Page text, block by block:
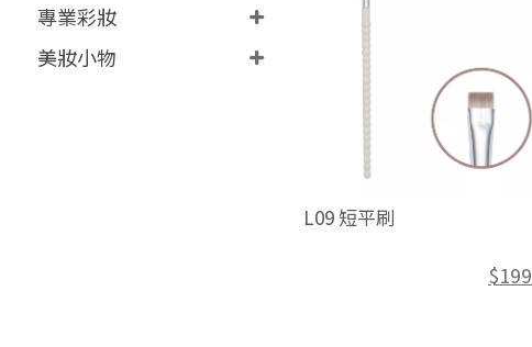
專業彩妝
美妝小物
L09 短平刷
$199